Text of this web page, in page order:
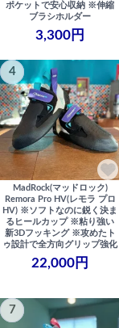
ポケットで安心収納 ※伸縮
ブラシホルダー
3,300円
4
MadRock(マッドロック)
Remora Pro HV(レモラ プロ
HV) ※ソフトなのに鋭く決ま
るヒールカップ ※粘り強い
新3Dフッキング ※攻めたト
ゥ設計で全方向グリップ強化
22,000円
7